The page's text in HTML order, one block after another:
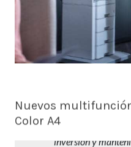
Nuevos
Color A4